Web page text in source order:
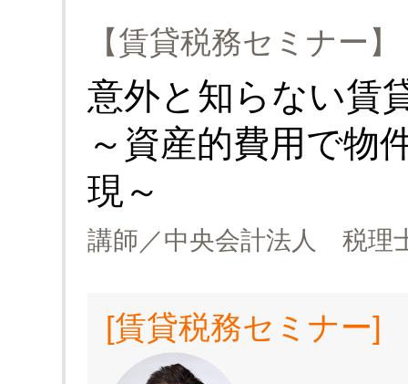
【賃貸税務セミナー
意外と知らない賃
～資産的費用で物
現～
講師／中央会計法人 税理
[賃貸税務セミナー]